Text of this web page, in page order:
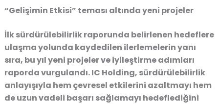
“Gelişimin Etkisi” teması altında yeni projeler
İlk sürdürülebilirlik raporunda belirlenen hedeflere
ulaşma yolunda kaydedilen ilerlemelerin yanı
sıra, bu yıl yeni projeler ve iyileştirme adımları
raporda vurgulandı. IC Holding, sürdürülebilirlik
anlayışıyla hem çevresel etkilerini azaltmayı hem
de uzun vadeli başarı sağlamayı hedeflediğini